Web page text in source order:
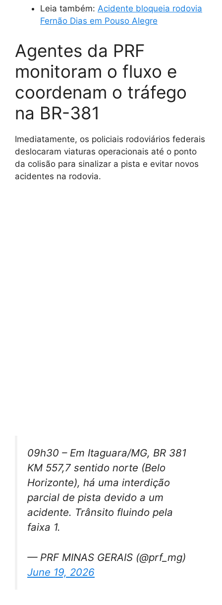
Leia também: Acidente bloqueia rodovia
Fernão Dias em Pouso Alegre
Agentes da PRF
monitoram o fluxo e
coordenam o tráfego
na BR-381
Imediatamente, os policiais rodoviários federais
deslocaram viaturas operacionais até o ponto
da colisão para sinalizar a pista e evitar novos
acidentes na rodovia.
09h30 – Em Itaguara/MG, BR 381
KM 557,7 sentido norte (Belo
Horizonte), há uma interdição
parcial de pista devido a um
acidente. Trânsito fluindo pela
faixa 1.
— PRF MINAS GERAIS (@prf_mg)
June 19, 2026